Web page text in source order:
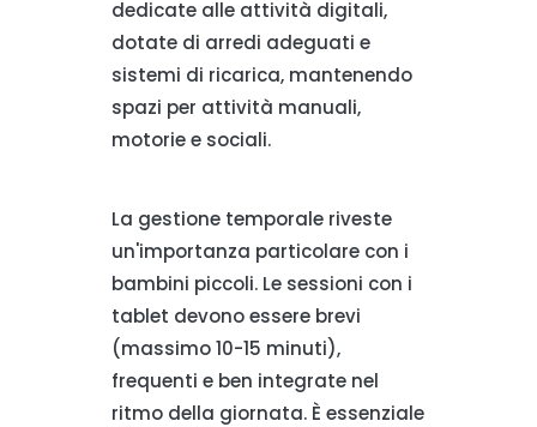
dedicate alle attività digitali,
dotate di arredi adeguati e
sistemi di ricarica, mantenendo
spazi per attività manuali,
motorie e sociali.
La gestione temporale riveste
un'importanza particolare con i
bambini piccoli. Le sessioni con i
tablet devono essere brevi
(massimo 10-15 minuti),
frequenti e ben integrate nel
ritmo della giornata. È essenziale